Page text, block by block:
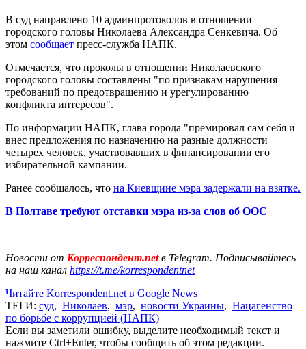
В суд направлено 10 админпротоколов в отношении
городского головы Николаева Александра Сенкевича. Об
этом сообщает пресс-служба НАПК.
Отмечается, что проколы в отношении Николаевского
городского головы составлены "по признакам нарушения
требований по предотвращению и урегулированию
конфликта интересов".
По информации НАПК, глава города "премировал сам себя и
внес предложения по назначению на разные должности
четырех человек, участвовавших в финансировании его
избирательной кампании.
Ранее сообщалось, что на Киевщине мэра задержали на взятке.
В Полтаве требуют отставки мэра из-за слов об ООС
Новости от Корреспондент.netв Telegram. Подписывайтесь
на наш канал https://t.me/korrespondentnet
Читайте Korrespondent.net в Google News
ТЕГИ: суд, Николаев, мэр, новости Украины, Нацагенство
по борьбе с коррупцией (НАПК)
Если вы заметили ошибку, выделите необходимый текст и
нажмите Ctrl+Enter, чтобы сообщить об этом редакции.